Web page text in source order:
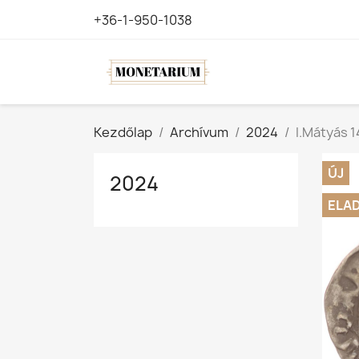
+36-1-950-1038
Kezdőlap Archívum 2024 I.Mátyás
2024
ÚJ